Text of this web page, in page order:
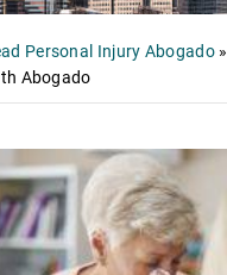
Personal Injury Abogado»
Abogado